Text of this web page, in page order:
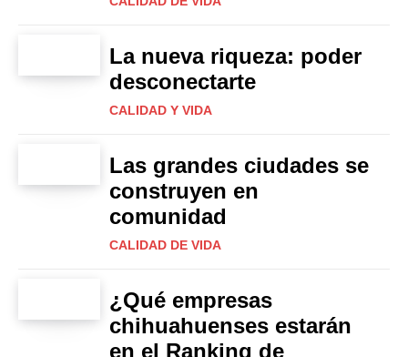
La nueva riqueza: poder
desconectarte
CALIDAD Y VIDA
Las grandes ciudades se
construyen en
comunidad
CALIDAD DE VIDA
¿Qué empresas
chihuahuenses estarán
en el Ranking de